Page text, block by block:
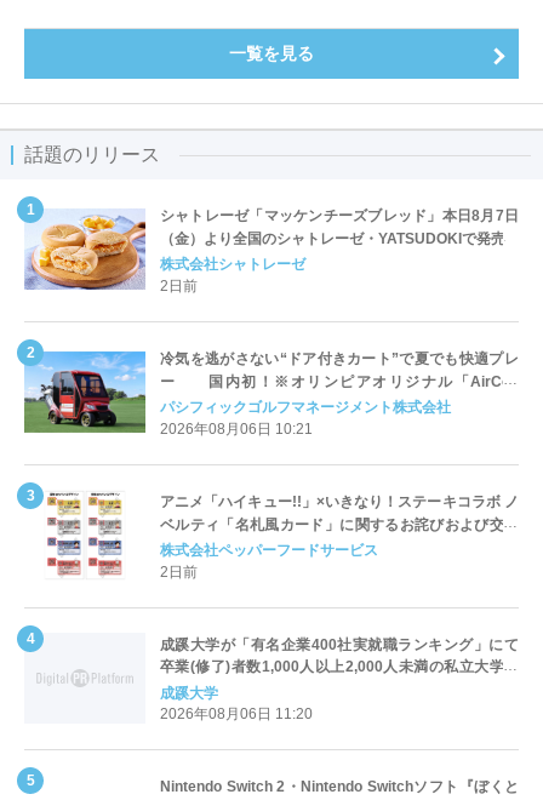
一覧を見る
話題のリリース
シャトレーゼ「マッケンチーズブレッド」本日8月7日
（金）より全国のシャトレーゼ・YATSUDOKIで発売
株式会社シャトレーゼ
2日前
冷気を逃がさない“ドア付きカート”で夏でも快適プレ
ー 国内初！※オリンピアオリジナル「AirCon
Cart（エアコンカート）」導入 | ＰＧＭ
パシフィックゴルフマネージメント株式会社
2026年08月06日 10:21
アニメ「ハイキュー!!」×いきなり！ステーキコラボ ノ
ベルティ「名札風カード」に関するお詫びおよび交換
対応についてのご案内
株式会社ペッパーフードサービス
2日前
成蹊大学が「有名企業400社実就職ランキング」にて
卒業(修了)者数1,000人以上2,000人未満の私立大学で
全国第1位を獲得！～実就職率は26.5%（前年比＋
4.3pt）に伸長、東京の私立大学でも10位にランクイン
成蹊大学
2026年08月06日 11:20
Nintendo Switch 2・Nintendo Switchソフト『ぼくと